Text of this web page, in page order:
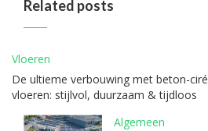
Related posts
Vloeren
De ultieme verbouwing met beton-ciré
vloeren: stijlvol, duurzaam & tijdloos
Algemeen